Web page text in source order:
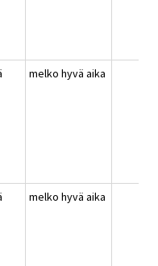
melko hyvä aika
melko hyvä aika